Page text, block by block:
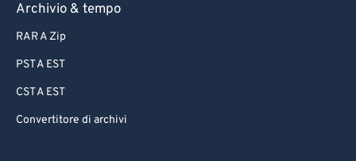
Archivio & tempo
RAR A Zip
PST A EST
CST A EST
Convertitore di archivi